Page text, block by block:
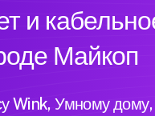
и
Майкоп
Wink, Умному